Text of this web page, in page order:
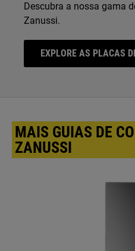
Descubra a nossa gama
Zanussi.
EXPLORE AS PLACAS
MAIS GUIAS DE
ZANUSSI